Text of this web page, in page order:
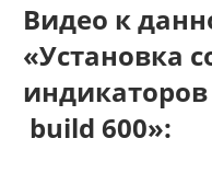
Видео к
«Установка
build 600»: